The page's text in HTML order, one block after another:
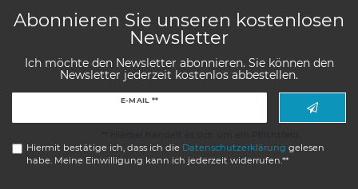
Abonnieren Sie unseren kostenlosen
Newsletter
Ich möchte den Newsletter abonnieren. Sie können den
Newsletter jederzeit kostenlos abbestellen.
E-MAIL **
Hiermit bestätige ich, dass ich die Daten­schutz­erklärung gelesen
habe. Meine Einwilligung kann ich jederzeit widerrufen.**